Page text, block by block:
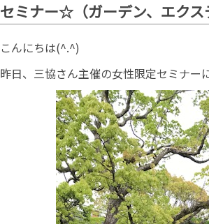
セミナー☆（ガーデン、エク
こんにちは(^.^)
昨日、三協さん主催の女性限定セミナー